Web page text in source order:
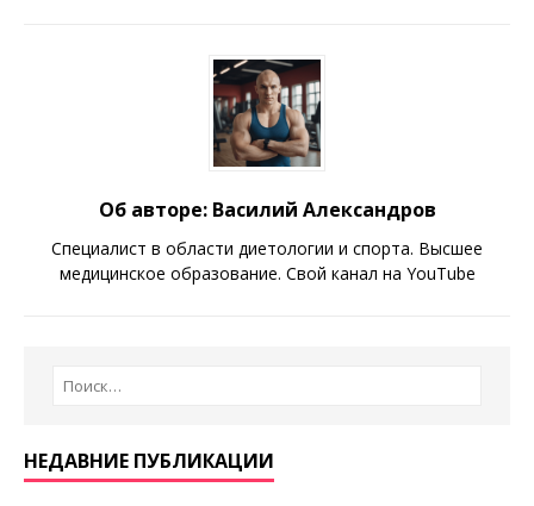
Об авторе: Василий Александров
Специалист в области диетологии и спорта. Высшее
медицинское образование. Свой канал на YouTube
НЕДАВНИЕ ПУБЛИКАЦИИ